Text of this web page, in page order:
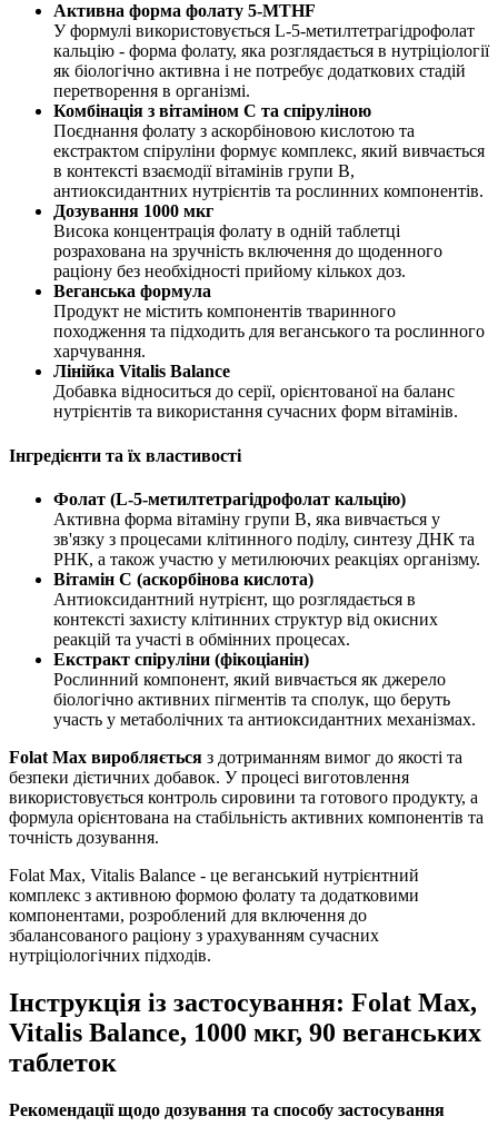
Активна форма фолату 5-MTHF
У формулі використовується L-5-метилтетрагідрофолат
кальцію - форма фолату, яка розглядається в нутріціології
як біологічно активна і не потребує додаткових стадій
перетворення в організмі.
Комбінація з вітаміном C та спіруліною
Поєднання фолату з аскорбіновою кислотою та
екстрактом спіруліни формує комплекс, який вивчається
в контексті взаємодії вітамінів групи B,
антиоксидантних нутрієнтів та рослинних компонентів.
Дозування 1000 мкг
Висока концентрація фолату в одній таблетці
розрахована на зручність включення до щоденного
раціону без необхідності прийому кількох доз.
Веганська формула
Продукт не містить компонентів тваринного
походження та підходить для веганського та рослинного
харчування.
Лінійка Vitalis Balance
Добавка відноситься до серії, орієнтованої на баланс
нутрієнтів та використання сучасних форм вітамінів.
Інгредієнти та їх властивості
Фолат (L-5-метилтетрагідрофолат кальцію)
Активна форма вітаміну групи B, яка вивчається у
зв'язку з процесами клітинного поділу, синтезу ДНК та
РНК, а також участю у метилюючих реакціях організму.
Вітамін C (аскорбінова кислота)
Антиоксидантний нутрієнт, що розглядається в
контексті захисту клітинних структур від окисних
реакцій та участі в обмінних процесах.
Екстракт спіруліни (фікоціанін)
Рослинний компонент, який вивчається як джерело
біологічно активних пігментів та сполук, що беруть
участь у метаболічних та антиоксидантних механізмах.
Folat Max виробляється з дотриманням вимог до якості та
безпеки дієтичних добавок. У процесі виготовлення
використовується контроль сировини та готового продукту, а
формула орієнтована на стабільність активних компонентів та
точність дозування.
Folat Max, Vitalis Balance - це веганський нутрієнтний
комплекс з активною формою фолату та додатковими
компонентами, розроблений для включення до
збалансованого раціону з урахуванням сучасних
нутріціологічних підходів.
Інструкція із застосування: Folat Max,
Vitalis Balance, 1000 мкг, 90 веганських
таблеток
Рекомендації щодо дозування та способу застосування